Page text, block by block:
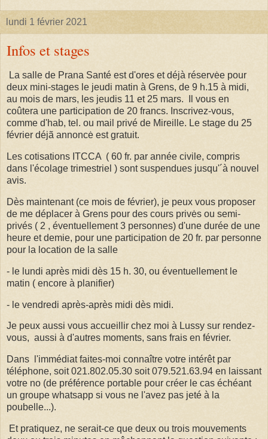
lundi 1 février 2021
Infos et stages
La salle de Prana Santé est d'ores et déjà réservėe pour
deux mini-stages le jeudi matin à Grens, de 9 h.15 à midi,
au mois de mars, les jeudis 11 et 25 mars. Il vous en
coûtera une participation de 20 francs. Inscrivez-vous,
comme d'hab, tel. ou mail privé de Mireille. Le stage du 25
février déjã annoncė est gratuit.
Les cotisations ITCCA ( 60 fr. par année civile, compris
dans l'écolage trimestriel ) sont suspendues jusqu'´à nouvel
avis.
Dès maintenant (ce mois de février), je peux vous proposer
de me déplacer à Grens pour des cours privės ou semi-
privés ( 2 , éventuellement 3 personnes) d'une durée de une
heure et demie, pour une participation de 20 fr. par personne
pour la location de la salle
- le lundi après midi dès 15 h. 30, ou éventuellement le
matin ( encore à planifier)
- le vendredi après-après midi dès midi.
Je peux aussi vous accueillir chez moi à Lussy sur rendez-
vous, aussi à d'autres moments, sans frais en février.
Dans l'immédiat faites-moi connaître votre intérêt par
téléphone, soit 021.802.05.30 soit 079.521.63.94 en laissant
votre no (de préférence portable pour créer le cas échéant
un groupe whatsapp si vous ne l'avez pas jeté à la
poubelle...).
Et pratiquez, ne serait-ce que deux ou trois mouvements